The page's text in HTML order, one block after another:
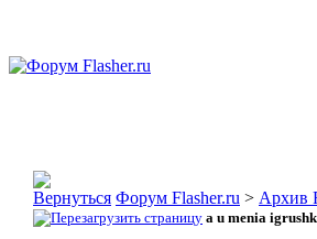
Форум Flasher.ru > Архив
a u menia